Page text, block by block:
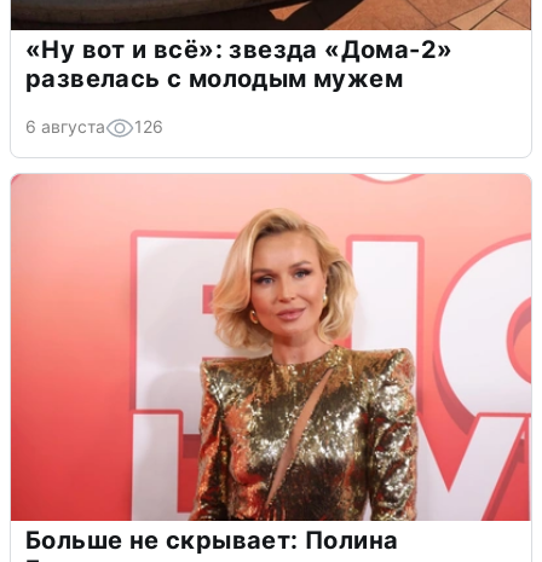
«Ну вот и всё»: звезда «Дома-2»
развелась с молодым мужем
6 августа 126
Больше не скрывает: Полина